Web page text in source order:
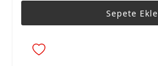
Sepete Ekle